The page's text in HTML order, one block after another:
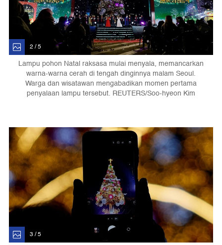
2 / 5
Lampu pohon Natal raksasa mulai menyala, memancarkan
warna-warna cerah di tengah dinginnya malam Seoul.
Warga dan wisatawan mengabadikan momen pertama
penyalaan lampu tersebut. REUTERS/Soo-hyeon Kim
3 / 5